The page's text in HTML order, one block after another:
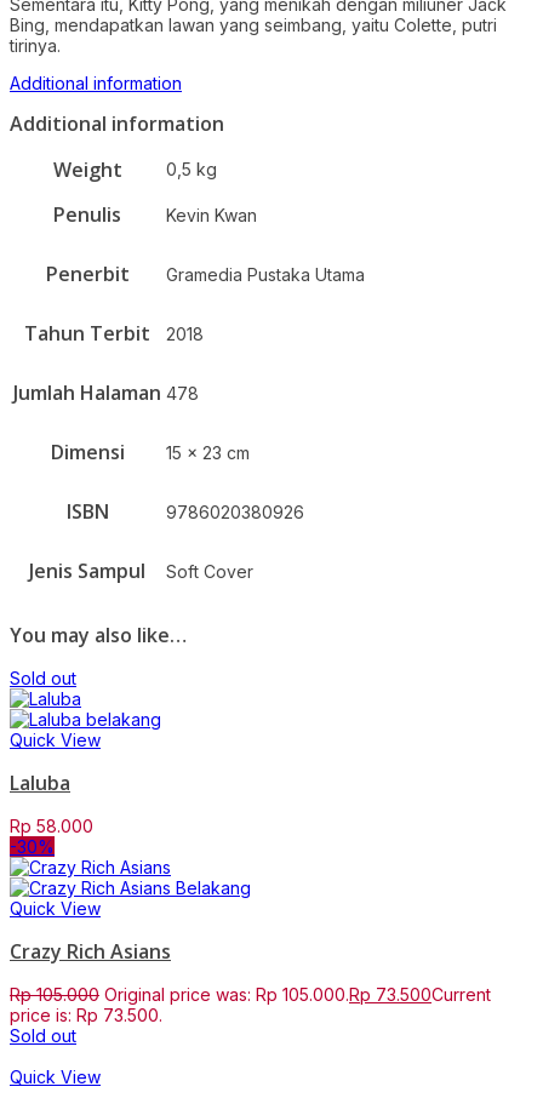
Sementara itu, Kitty Pong, yang menikah dengan miliuner Jack
Bing, mendapatkan lawan yang seimbang, yaitu Colette, putri
tirinya.
Additional information
Additional information
Weight
0,5 kg
Penulis Kevin Kwan
Penerbit Gramedia Pustaka Utama
Tahun Terbit 2018
Jumlah Halaman 478
Dimensi 15 x 23 cm
ISBN 9786020380926
Jenis Sampul Soft Cover
You may also like…
Sold out
Quick View
Laluba
Rp 58.000
-30%
Quick View
Crazy Rich Asians
Rp105.000 Original price was: Rp 105.000.Rp 73.500Current
price is: Rp 73.500.
Sold out
Quick View